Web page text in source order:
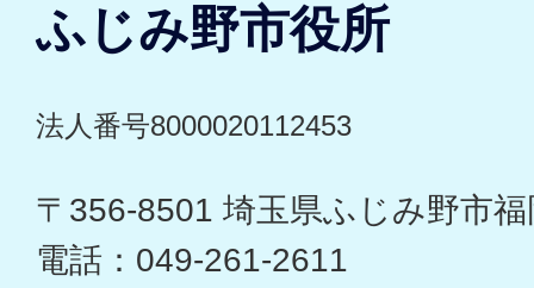
ふじみ野市役所
法人番号8000020112453
〒356-8501 埼玉県ふじみ野市
電話：049-261-2611